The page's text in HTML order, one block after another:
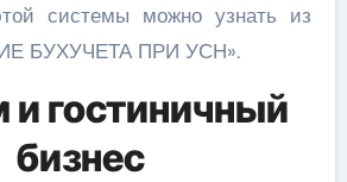
системы можно узнать из
БУХУЧЕТА ПРИ УСН».
и гостиничный
бизнес